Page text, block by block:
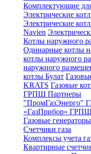
Комплектующие
Электрические
Электрические
Navien
Котлы наружного
Одинарные котлы
котлы наружного
наружного
котлы Булат
KRATS Газовые
ГРПШ Партнеры
"ПромГазЭнерго"
«ГазПрибор»
Газовые генераторы
Счетчики газа
Комплексы учета
Квартирные